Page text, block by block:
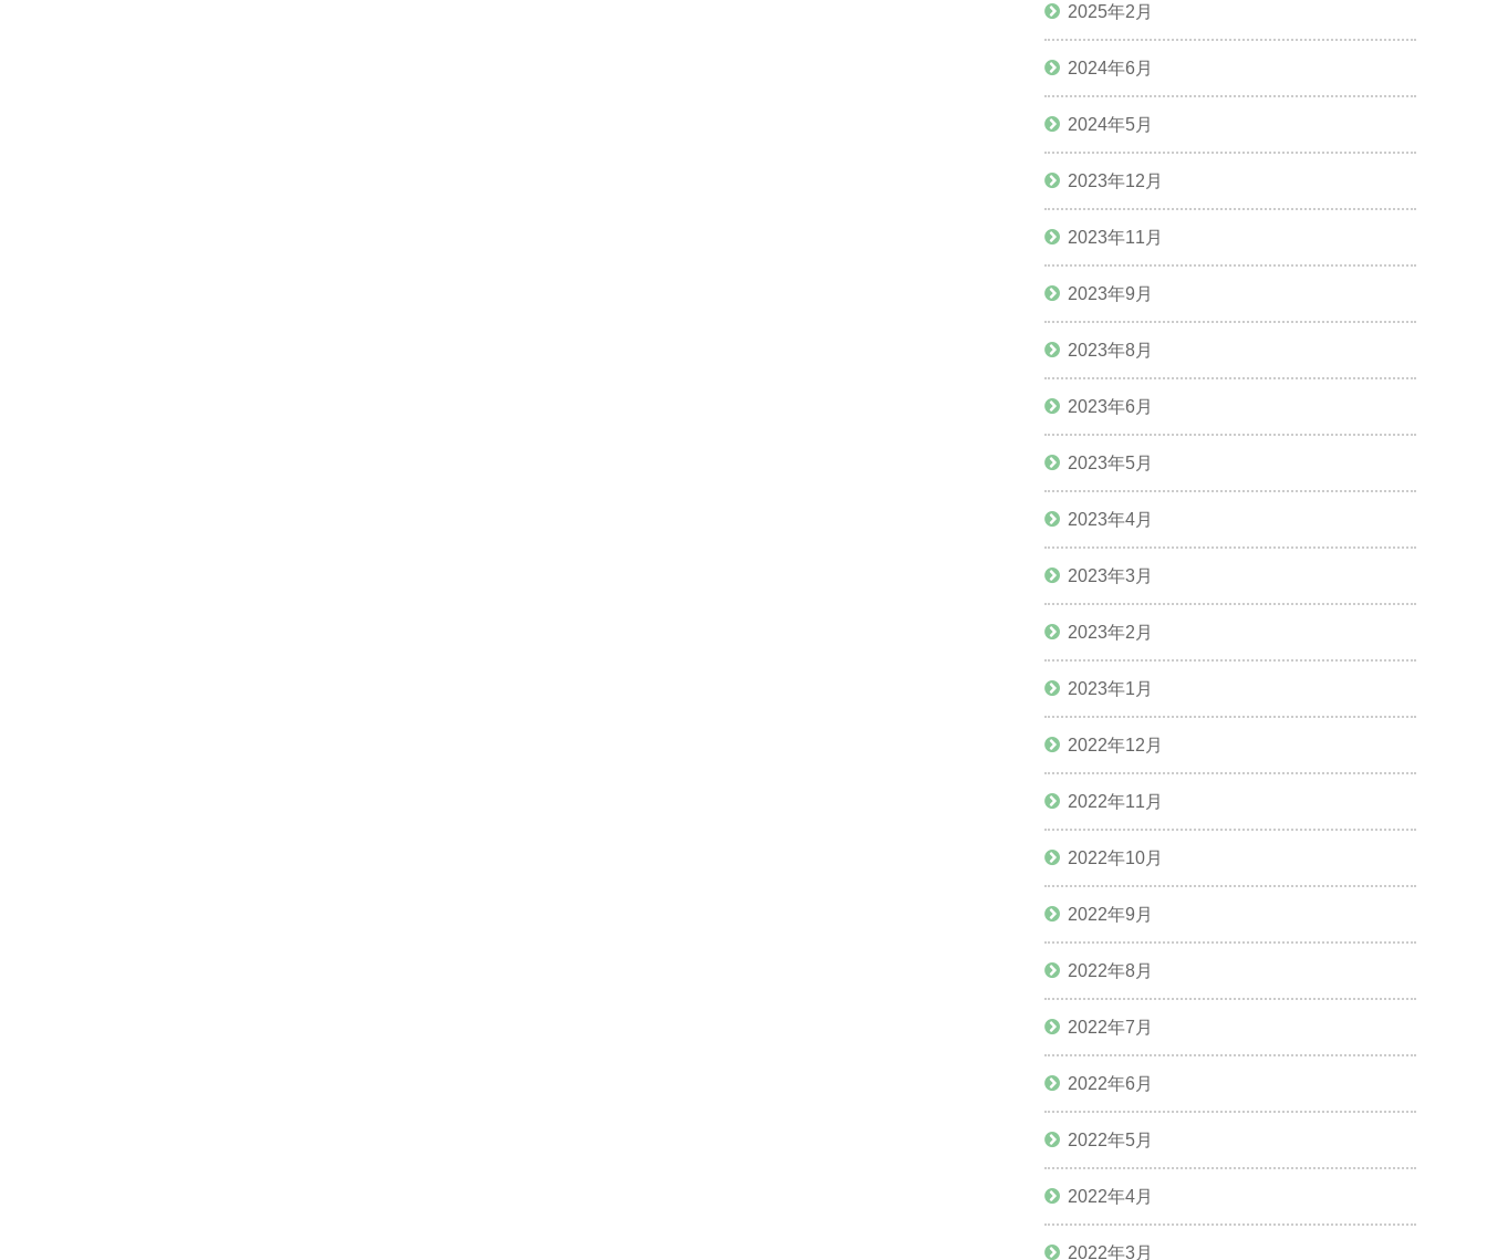
2025年2月
2024年6月
2024年5月
2023年12月
2023年11月
2023年9月
2023年8月
2023年6月
2023年5月
2023年4月
2023年3月
2023年2月
2023年1月
2022年12月
2022年11月
2022年10月
2022年9月
2022年8月
2022年7月
2022年6月
2022年5月
2022年4月
2022年3月